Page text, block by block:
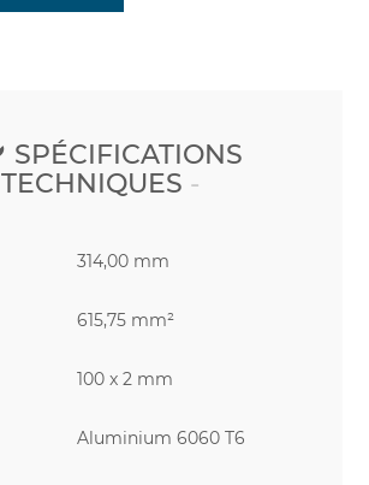
SPÉCIFICATIONS
TECHNIQUES
314,00 mm
615,75 mm²
100 x 2 mm
Aluminium 6060 T6